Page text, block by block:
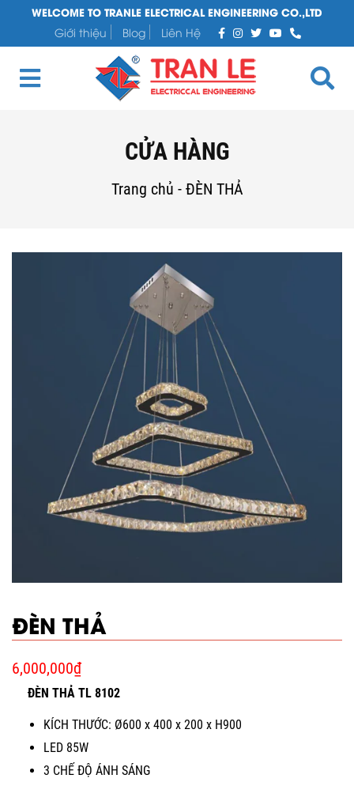
WELCOME TO TRANLE ELECTRICAL ENGINEERING CO.,LTD
Giới thiệu
Blog Liên Hệ
CỬA HÀNG
Trang chủ - ĐÈN THẢ
ĐÈN THẢ
6,000,000₫
ĐÈN THẢ TL 8102
KÍCH THƯỚC: Ø600 x 400 x 200 x H900
LED 85W
3 CHẾ ĐỘ ÁNH SÁNG